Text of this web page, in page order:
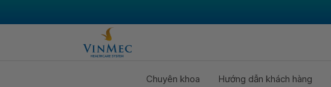
Chuyên khoa Hướng dẫn khách hàng